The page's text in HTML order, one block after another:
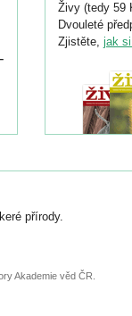
Živy (tedy 59
Dvouleté
Zjistěte, jak
přírody.
Akademie věd ČR.